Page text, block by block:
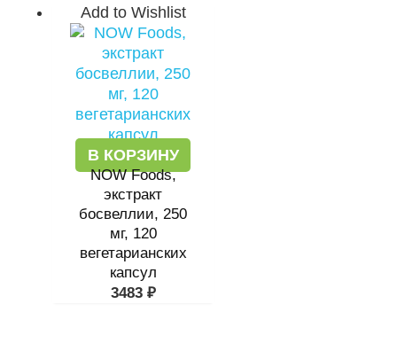
Add to Wishlist
В КОРЗИНУ
NOW Foods,
экстракт
босвеллии, 250
мг, 120
вегетарианских
капсул
3483 ₽